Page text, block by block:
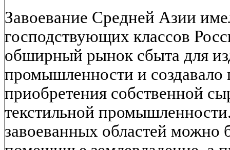
Завоевание Средней Азии
господствующих классов
обширный рынок сбыта для
промышленности и создавало
приобретения собственной
текстильной
завоеванных областей можно